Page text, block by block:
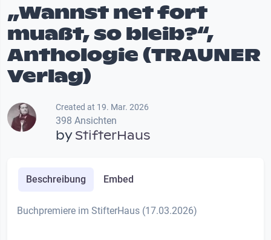
„Wannst net fort
muaßt, so bleib?“,
Anthologie (TRAUNER
Verlag)
Created at 19. Mar. 2026
398 Ansichten
byStifterHaus
Beschreibung Embed
Buchpremiere im StifterHaus (17.03.2026)